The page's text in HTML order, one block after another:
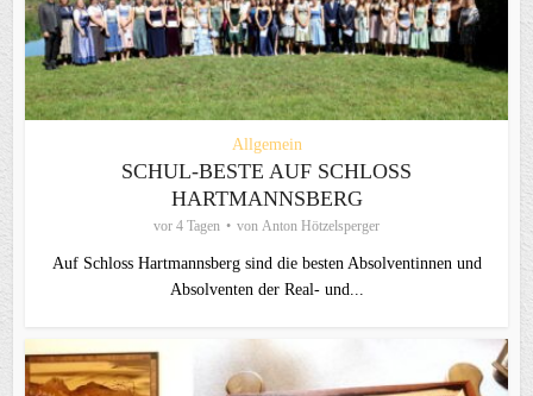
Allgemein
SCHUL-BESTE AUF SCHLOSS
HARTMANNSBERG
vor 4 Tagen von Anton Hötzelsperger
Auf Schloss Hartmannsberg sind die besten Absolventinnen und
Absolventen der Real- und...